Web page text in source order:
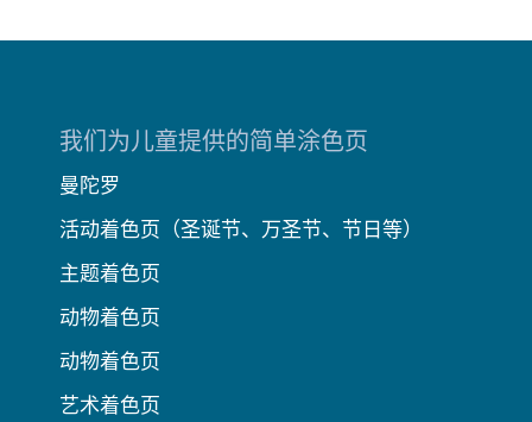
我们为儿童提供的简单涂色页
曼陀罗
活动着色页（圣诞节、万圣节、节日等）
主题着色页
动物着色页
动物着色页
艺术着色页